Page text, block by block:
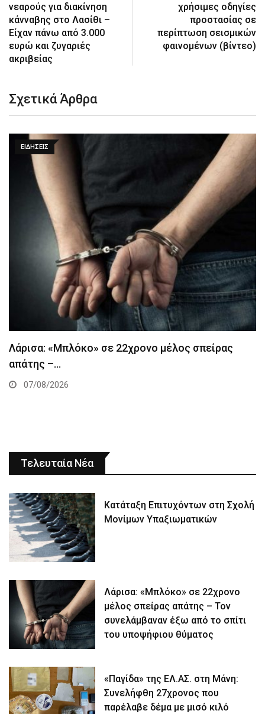
νεαρούς για διακίνηση
κάνναβης στο Λασίθι –
Είχαν πάνω από 3.000
ευρώ και ζυγαριές
ακριβείας
χρήσιμες οδηγίες
προστασίας σε
περίπτωση σεισμικών
φαινομένων (βίντεο)
Σχετικά Άρθρα
ΕΙΔΉΣΕΙΣ
Λάρισα: «Μπλόκο» σε 22χρονο μέλος σπείρας
απάτης –…
07/08/2026
Τελευταία Νέα
Κατάταξη Επιτυχόντων στη Σχολή
Μονίμων Υπαξιωματικών
Λάρισα: «Μπλόκο» σε 22χρονο
μέλος σπείρας απάτης – Τον
συνελάμβαναν έξω από το σπίτι
του υποψήφιου θύματος
«Παγίδα» της ΕΛ.ΑΣ. στη Μάνη:
Συνελήφθη 27χρονος που
παρέλαβε δέμα με μισό κιλό